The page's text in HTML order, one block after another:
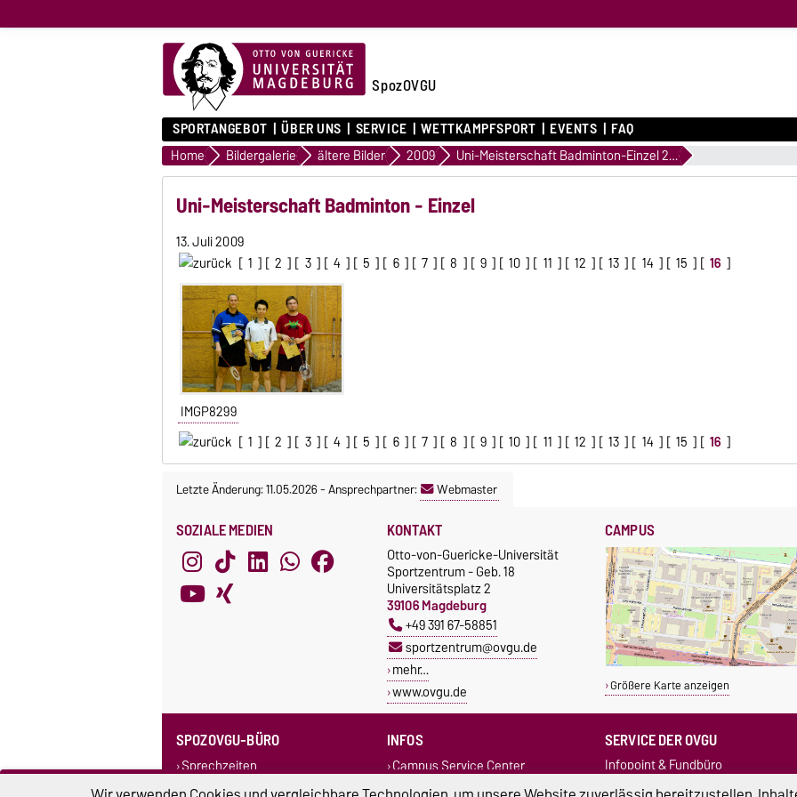
SpozOVGU
SPORTANGEBOT ÜBER UNS SERVICE WETTKAMPFSPORT EVENTS FAQ
Home Bildergalerie ältere Bilder 2009 Uni-Meisterschaft Badminton-Einzel 2009
Uni-Meisterschaft Badminton - Einzel
13. Juli 2009
[ 1 ] [ 2 ] [ 3 ] [ 4 ] [ 5 ] [ 6 ] [ 7 ] [ 8 ] [ 9 ] [ 10 ] [ 11 ] [ 12 ] [ 13 ] [ 14 ] [ 15 ] [ 16 ]
IMGP8299
[ 1 ] [ 2 ] [ 3 ] [ 4 ] [ 5 ] [ 6 ] [ 7 ] [ 8 ] [ 9 ] [ 10 ] [ 11 ] [ 12 ] [ 13 ] [ 14 ] [ 15 ] [ 16 ]
Letzte Änderung: 11.05.2026-Ansprechpartner: Webmaster
SOZIALE MEDIEN KONTAKT
Otto-von-Guericke-Universität
Sportzentrum - Geb. 18
Universitätsplatz 2
39106 Magdeburg
+49 391 67-58851
sportzentrum@ovgu.de
mehr…
www.ovgu.de
CAMPUS
Größere Karte anzeigen
SPOZOVGU-BÜRO
Sprechzeiten
Team SpozOVGU
INFOS
Campus Service Center
Studentenwerk
SERVICE DER OVGU
Infopoint & Fundbüro